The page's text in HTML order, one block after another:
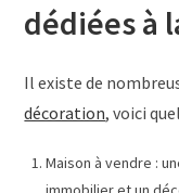
dédiées à
Il existe de
décoration, voici
Maison à vendre :